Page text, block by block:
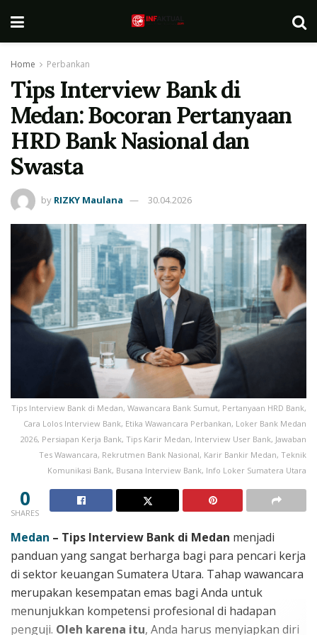
Home Perbankan
Tips Interview Bank di
Medan: Bocoran Pertanyaan
HRD Bank Nasional dan
Swasta
by RIZKY Maulana 30.04.2026
Tips Interview Bank di Medan, Wawancara Bank Sumut, Pertanyaan HRD Bank,
Cara Lolos Interview Bank, Etika Wawancara Perbankan, Loker Bank Medan
2026, Persiapan Kerja Bank, Tips Karir Medan, Interview User Bank, Jawaban
Tes Wawancara, Rekrutmen Bank Nasional, Karir Bankir Medan, Teknik
Komunikasi Bank, Busana Interview Bank, Info Loker Sumatera Utara
0
SHARES
Medan – Tips Interview Bank di Medan menjadi
panduan yang sangat berharga bagi para pencari kerja
di sektor keuangan Sumatera Utara. Tahap wawancara
merupakan kesempatan emas bagi Anda untuk
menunjukkan kompetensi profesional di hadapan
penguji. Oleh karena itu, Anda harus menyiapkan diri